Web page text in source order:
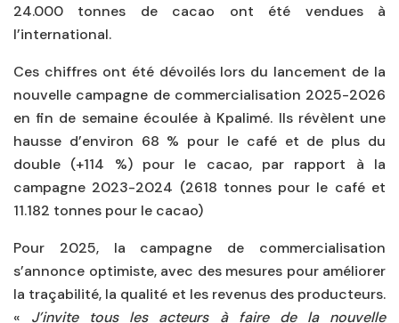
24.000 tonnes de cacao ont été vendues à
l’international.
Ces chiffres ont été dévoilés lors du lancement de la
nouvelle campagne de commercialisation 2025-2026
en fin de semaine écoulée à Kpalimé. Ils révèlent une
hausse d’environ 68 % pour le café et de plus du
double (+114 %) pour le cacao, par rapport à la
campagne 2023-2024 (2618 tonnes pour le café et
11.182 tonnes pour le cacao)
Pour 2025, la campagne de commercialisation
s’annonce optimiste, avec des mesures pour améliorer
la traçabilité, la qualité et les revenus des producteurs.
« J’invite tous les acteurs à faire de la nouvelle